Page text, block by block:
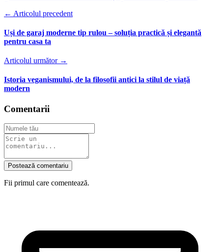
← Articolul precedent
Uși de garaj moderne tip rulou – soluția practică și elegantă
pentru casa ta
Articolul următor →
Istoria veganismului, de la filosofii antici la stilul de viață
modern
Comentarii
Postează comentariu
Fii primul care comentează.